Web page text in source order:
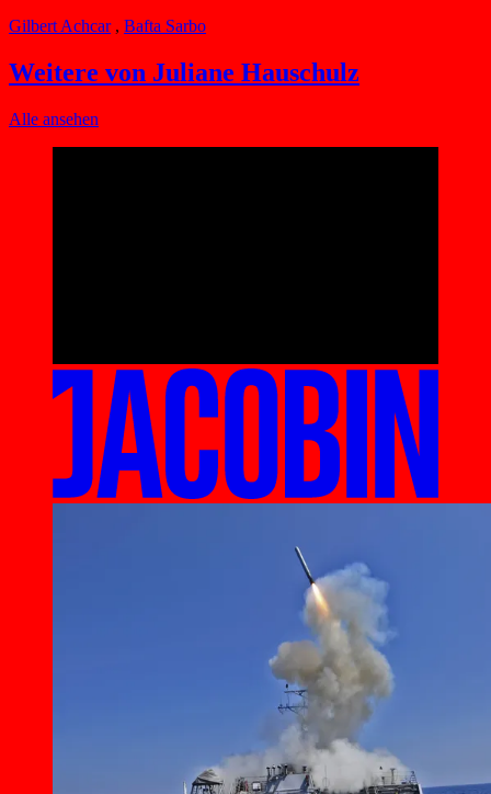
Gilbert Achcar , Bafta Sarbo
Weitere von Juliane Hauschulz
Alle ansehen